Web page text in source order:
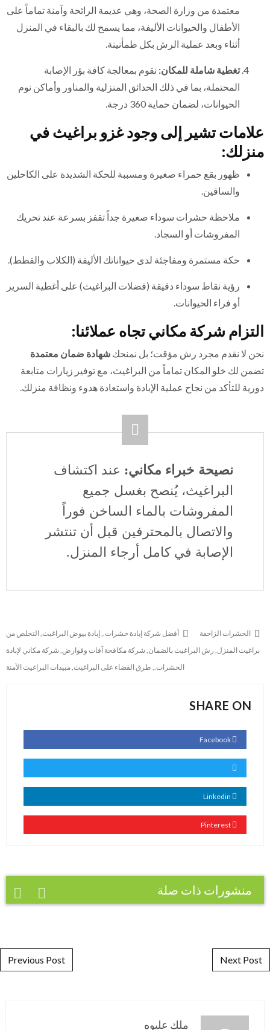
معتمدة من وزارة الصحة، وهي عديمة الرائحة وآمنة تماماً على
الأطفال والحيوانات الأليفة، مما يسمح لك بالبقاء في المنزل
أثناء وبعد عملية الرش بكل طمأنينة.
تغطية شاملة للمكان: نقوم بمعالجة كافة بؤر الإصابة
المحتملة، بما في ذلك الحدائق المنزلية والمناور وأماكن نوم
الحيوانات، لضمان حماية 360 درجة.
علامات تشير إلى وجود غزو براغيث في
منزلك:
ظهور بقع حمراء صغيرة ومسببة للحكة الشديدة على الكاحلين
والساقين.
ملاحظة حشرات سوداء صغيرة جداً تقفز بسرعة عند تحريك
المفروشات أو السجاد.
حكة مستمرة ومفاجئة لدى حيواناتك الأليفة (الكلاب والقطط).
رؤية نقاط سوداء دقيقة (فضلات البراغيث) على أغطية السرير
أو فراء الحيوانات.
التزام شركة مكاني تجاه عملائنا:
نحن لا نقدم مجرد رش مؤقت؛ بل نمنحك شهادة ضمان معتمدة
تضمن لك خلو المكان تماماً من البراغيث، مع توفير زيارات متابعة
دورية للتأكد من نجاح عملية الإبادة واستعادة هدوء ونظافة منزلك.
نصيحة خبراء مكاني: عند اكتشاف
البراغيث، يُنصح بغسل جميع
المفروشات بالماء الساخن فوراً
والاتصال بالمحترفين قبل أن تنتشر
الإصابة في كامل أرجاء المنزل.
الحشرات الزاحفة أفضل شركة إبادة حشرات.,إبادة بيوض البراغيث,التخلص من
براغيث المنزل, رش البراغيث بالضمان, شركة مكافحة آفات وقوارض, شركة مكاني لإبادة
الحشرات., طرق القضاء على البراغيث,مبيدات البراغيث الآمنة
SHARE ON
منشورات ذات صلة
Post navigation
Previous Post Next Post
ملك عليوه